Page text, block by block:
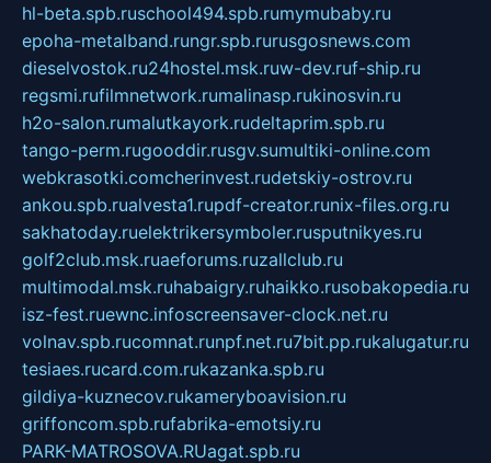
hl-beta.spb.ruschool494.spb.rumymubaby.ru
epoha-metalband.rungr.spb.rurusgosnews.com
dieselvostok.ru24hostel.msk.ruw-dev.ruf-ship.ru
regsmi.rufilmnetwork.rumalinasp.rukinosvin.ru
h2o-salon.rumalutkayork.rudeltaprim.spb.ru
tango-perm.rugooddir.rusgv.sumultiki-online.com
webkrasotki.comcherinvest.rudetskiy-ostrov.ru
ankou.spb.rualvesta1.rupdf-creator.runix-files.org.ru
sakhatoday.ruelektrikersymboler.rusputnikyes.ru
golf2club.msk.ruaeforums.ruzallclub.ru
multimodal.msk.ruhabaigry.ruhaikko.rusobakopedia.ru
isz-fest.ruewnc.infoscreensaver-clock.net.ru
volnav.spb.rucomnat.runpf.net.ru7bit.pp.rukalugatur.ru
tesiaes.rucard.com.rukazanka.spb.ru
gildiya-kuznecov.rukameryboavision.ru
griffoncom.spb.rufabrika-emotsiy.ru
PARK-MATROSOVA.RUagat.spb.ru